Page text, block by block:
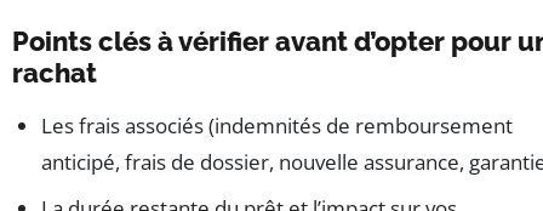
Points clés à vérifier avant d’opter pour
rachat
Les frais associés (indemnités de remboursement
anticipé, frais de dossier, nouvelle assurance,